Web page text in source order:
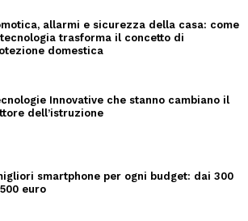
allarmi e sicurezza della casa: come
trasforma il concetto di
domestica
Innovative che stanno cambiano il
dell’istruzione
smartphone per ogni budget: dai 300
euro